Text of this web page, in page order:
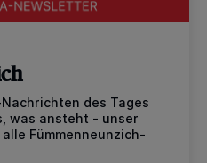
des Tages
was ansteht - unser
Fümmenneunzich-